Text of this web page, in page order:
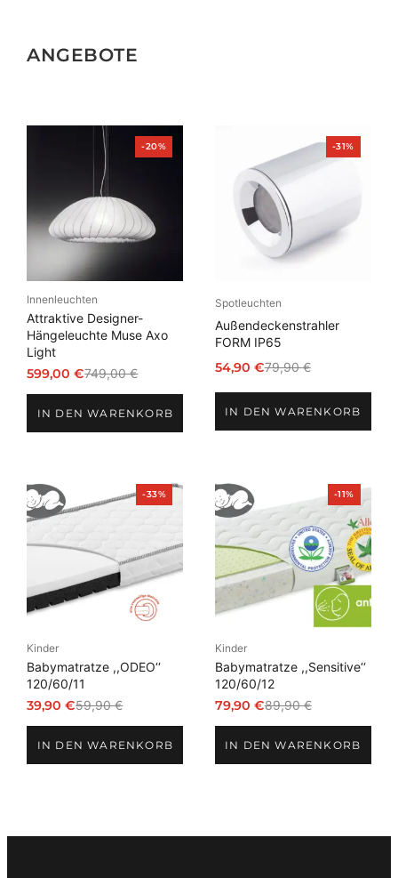
ANGEBOTE
-20%Produkt
im
Innenleuchten
Attraktive Designer-
Hängeleuchte Muse Axo
Light
749,00€
Ursprünglicher
war:
599,00€
Aktueller
ist:IN DEN WARENKORB
-31%Produkt
im
Spotleuchten
Außendeckenstrahler
FORM IP65
79,90€
Ursprünglicher
Preis
war:
79,90 €
54,90 €
Aktueller
Preis
ist:
54,90 €.
IN DEN WARENKORB
-33%Produkt
im
Kinder
Babymatratze ,,ODEO‘‘
120/60/11
59,90€
Ursprünglicher
war:
39,90€
Aktueller
ist:IN DEN WARENKORB
-11%Produkt
im
Angebot
Kinder
Babymatratze ,,Sensitive‘‘
120/60/12
89,90€
Ursprünglicher
war:
79,90 €
Aktueller
ist:IN DEN WARENKORB